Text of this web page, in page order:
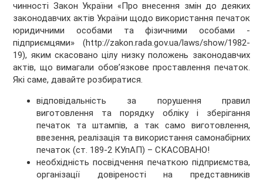
чинності Закон України «Про внесення змін до деяких
законодавчих актів України щодо використання печаток
юридичними особами та фізичними особами -
підприємцями» (http://zakon.rada.gov.ua/laws/show/1982-
19), яким скасовано цілу низку положень законодавчих
актів, що вимагали обов’язкове проставлення печаток.
Які саме, давайте розбиратися.
відповідальність за порушення правил
виготовлення та порядку обліку і зберігання
печаток та штампів, а так само виготовлення,
ввезення, реалізація та використання самонабірних
печаток (ст. 189-2 КУпАП) – СКАСОВАНО!
необхідність посвідчення печаткою підприємства,
організації довіреності на представників